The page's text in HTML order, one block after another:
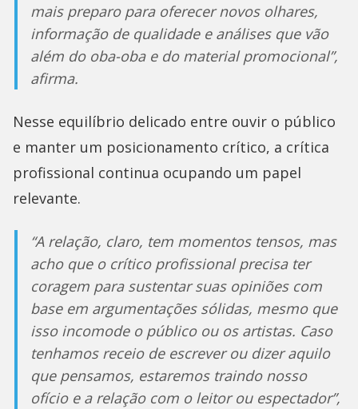
mais preparo para oferecer novos olhares,
informação de qualidade e análises que vão
além do oba-oba e do material promocional”,
afirma.
Nesse equilíbrio delicado entre ouvir o público
e manter um posicionamento crítico, a crítica
profissional continua ocupando um papel
relevante.
“A relação, claro, tem momentos tensos, mas
acho que o crítico profissional precisa ter
coragem para sustentar suas opiniões com
base em argumentações sólidas, mesmo que
isso incomode o público ou os artistas. Caso
tenhamos receio de escrever ou dizer aquilo
que pensamos, estaremos traindo nosso
ofício e a relação com o leitor ou espectador”,